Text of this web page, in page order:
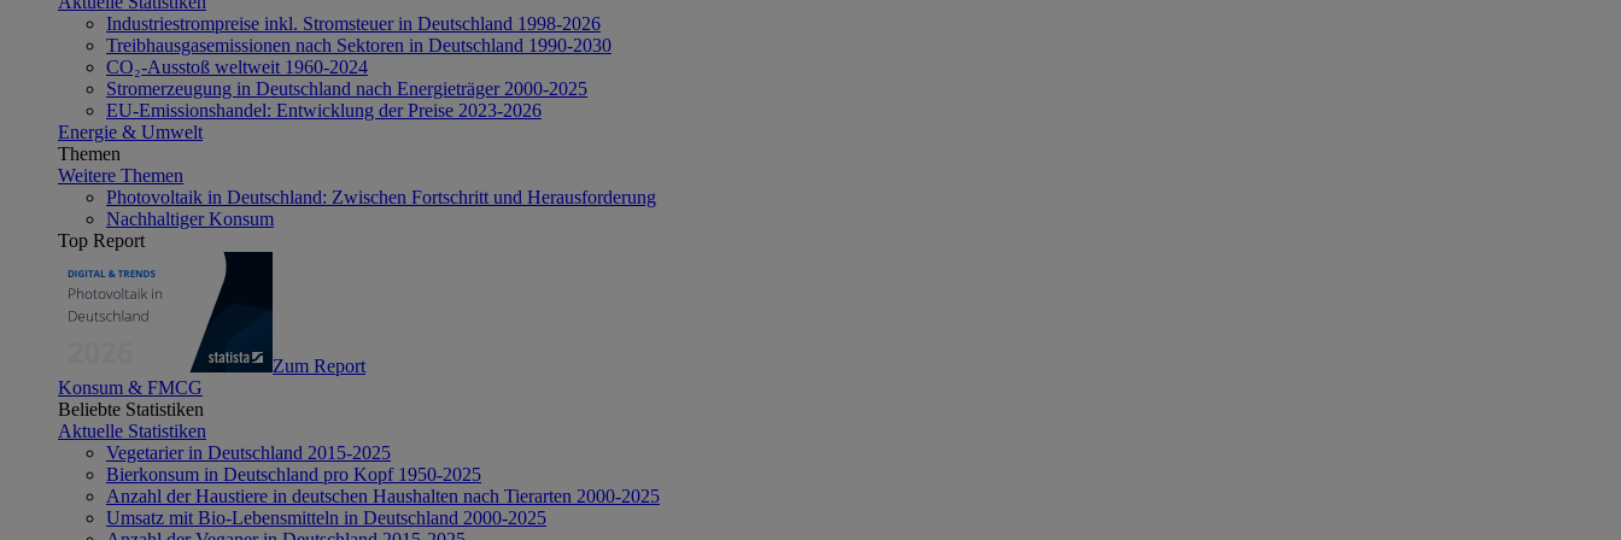
Industriestrompreise inkl. Stromsteuer in Deutschland 1998-2026
Treibhausgasemissionen nach Sektoren in Deutschland 1990-2030
CO₂-Ausstoß weltweit 1960-2024
Stromerzeugung in Deutschland nach Energieträger 2000-2025
EU-Emissionshandel: Entwicklung der Preise 2023-2026
Energie & Umwelt
Themen
Weitere Themen
Photovoltaik in Deutschland: Zwischen Fortschritt und Herausforderung
Nachhaltiger Konsum
Top Report
Zum Report
Konsum & FMCG
Beliebte Statistiken
Aktuelle Statistiken
Vegetarier in Deutschland 2015-2025
Bierkonsum in Deutschland pro Kopf 1950-2025
Anzahl der Haustiere in deutschen Haushalten nach Tierarten 2000-2025
Umsatz mit Bio-Lebensmitteln in Deutschland 2000-2025